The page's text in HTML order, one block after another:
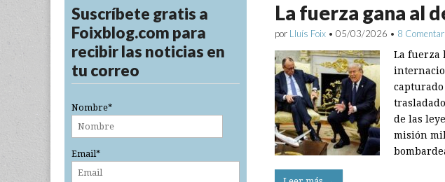
La fuerza gana al
por Lluís Foix • 05/03/2026 • 8
La fuerza
capturado
de las
misión
Suscríbete gratis a
Foixblog.com para
recibir las noticias en
tu correo
Nombre*
Email*